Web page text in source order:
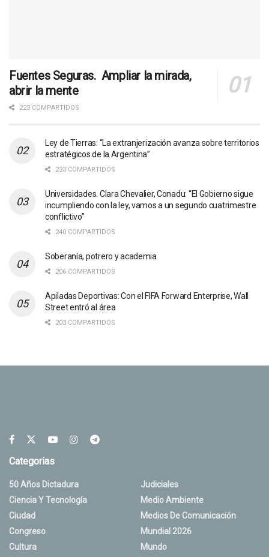
Fuentes Seguras. Ampliar la mirada,
abrir la mente
223 COMPARTIDOS
Ley de Tierras: “La extranjerización avanza sobre territorios
estratégicos de la Argentina”
233 COMPARTIDOS
Universidades. Clara Chevalier, Conadu: “El Gobierno sigue
incumpliendo con la ley, vamos a un segundo cuatrimestre
conflictivo”
240 COMPARTIDOS
Soberanía, potrero y academia
206 COMPARTIDOS
Apiladas Deportivas: Con el FIFA Forward Enterprise, Wall
Street entró al área
203 COMPARTIDOS
Categorias
50 Años Dictadura
Ciencia Y Tecnología
Ciudad
Congreso
Cultura
Judiciales
Medio Ambiente
Medios De Comunicación
Mundial 2026
Mundo